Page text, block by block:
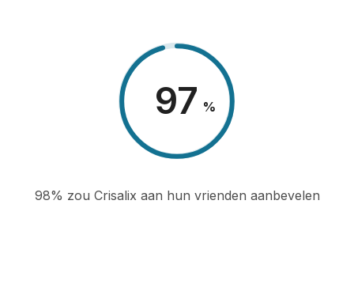
98 %
98% zou Crisalix aan hun vrienden aanbevelen